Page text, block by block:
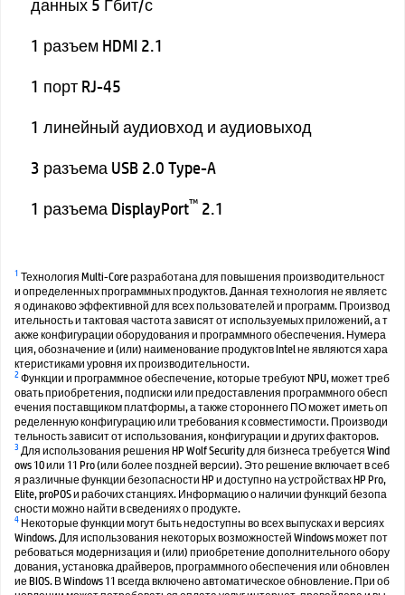
данных 5 Гбит/с
1 разъем HDMI 2.1
1 порт RJ-45
1 линейный аудиовход и аудиовыход
3 разъема USB 2.0 Type-A
1 разъема DisplayPort™ 2.1
1 Технология Multi-Core разработана для повышения производительност
и определенных программных продуктов. Данная технология не являетс
я одинаково эффективной для всех пользователей и программ. Производ
ительность и тактовая частота зависят от используемых приложений, а т
акже конфигурации оборудования и программного обеспечения. Нумера
ция, обозначение и (или) наименование продуктов Intel не являются хара
ктеристиками уровня их производительности.
2Функции и программное обеспечение, которые требуют NPU, может треб
овать приобретения, подписки или предоставления программного обесп
ечения поставщиком платформы, а также стороннего ПО может иметь оп
ределенную конфигурацию или требования к совместимости. Производи
тельность зависит от использования, конфигурации и других факторов.
3 Для использования решения HP Wolf Security для бизнеса требуется Wind
ows 10 или 11 Pro (или более поздней версии). Это решение включает в себ
я различные функции безопасности HP и доступно на устройствах HP Pro,
Elite, proPOS и рабочих станциях. Информацию о наличии функций безопа
сности можно найти в сведениях о продукте.
4 Некоторые функции могут быть недоступны во всех выпусках и версиях
Windows. Для использования некоторых возможностей Windows может пот
ребоваться модернизация и (или) приобретение дополнительного обору
дования, установка драйверов, программного обеспечения или обновлен
ие BIOS. В Windows 11 всегда включено автоматическое обновление. При об